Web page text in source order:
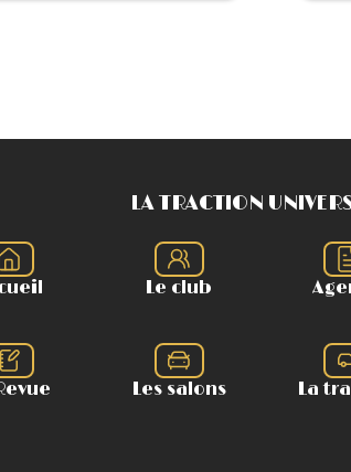
LA TRACTION
Le club
Les salons La